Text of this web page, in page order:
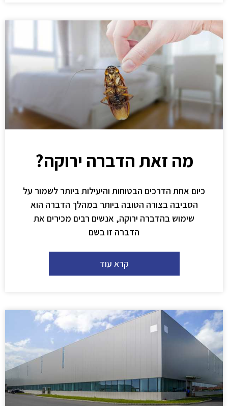
מה זאת הדברה ירוקה?
כיום אחת הדרכים הבטוחות והיעילות ביותר לשמור על
הסביבה בצורה הטובה ביותר במהלך הדברה הוא
שימוש בהדברה ירוקה, אנשים רבים מכירים את
הדברה זו בשם
קרא עוד